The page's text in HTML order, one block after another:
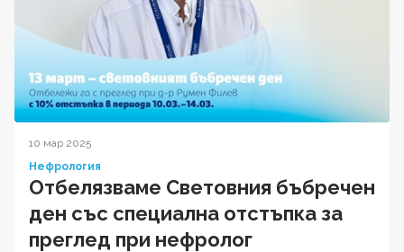
10 мар 2025
Нефрология
Отбелязваме Световния бъбречен
ден със специална отстъпка за
преглед при нефролог